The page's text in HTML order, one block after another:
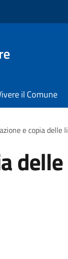
il Comune
e copia delle